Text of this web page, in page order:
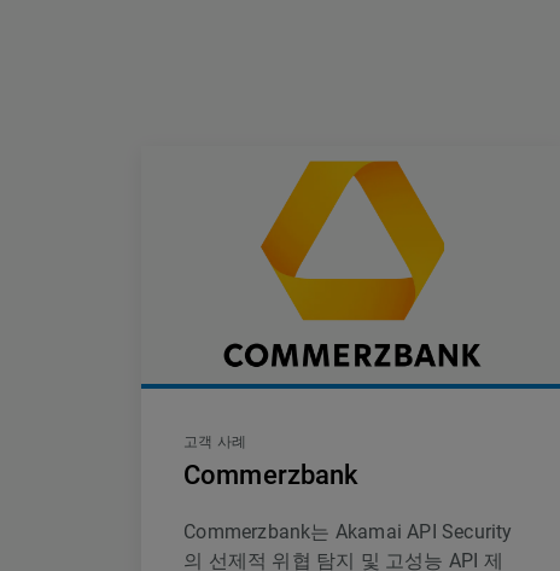
고객 사례
Commerzbank
Commerzbank는 Akamai API Security
의 선제적 위협 탐지 및 고성능 API 제